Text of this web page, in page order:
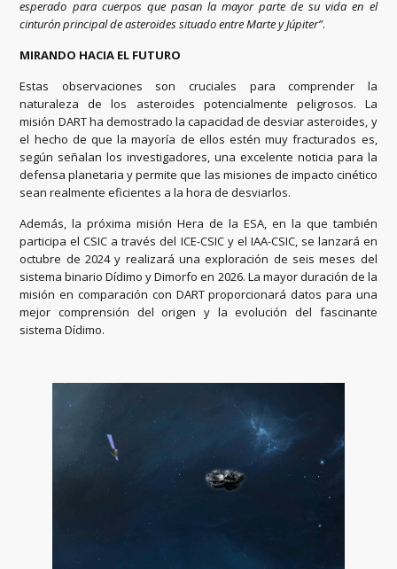
esperado para cuerpos que pasan la mayor parte de su vida en el
cinturón principal de asteroides situado entre Marte y Júpiter”.
MIRANDO HACIA EL FUTURO
Estas observaciones son cruciales para comprender la
naturaleza de los asteroides potencialmente peligrosos. La
misión DART ha demostrado la capacidad de desviar asteroides, y
el hecho de que la mayoría de ellos estén muy fracturados es,
según señalan los investigadores, una excelente noticia para la
defensa planetaria y permite que las misiones de impacto cinético
sean realmente eficientes a la hora de desviarlos.
Además, la próxima misión Hera de la ESA, en la que también
participa el CSIC a través del ICE-CSIC y el IAA-CSIC, se lanzará en
octubre de 2024 y realizará una exploración de seis meses del
sistema binario Dídimo y Dimorfo en 2026. La mayor duración de la
misión en comparación con DART proporcionará datos para una
mejor comprensión del origen y la evolución del fascinante
sistema Dídimo.